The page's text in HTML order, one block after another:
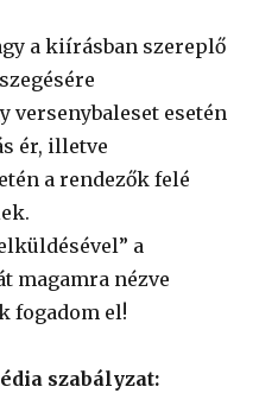
a kiírásban szereplő
versenybaleset esetén
ér, illetve
a rendezők felé
a
magamra nézve
fogadom el!
szabályzat: